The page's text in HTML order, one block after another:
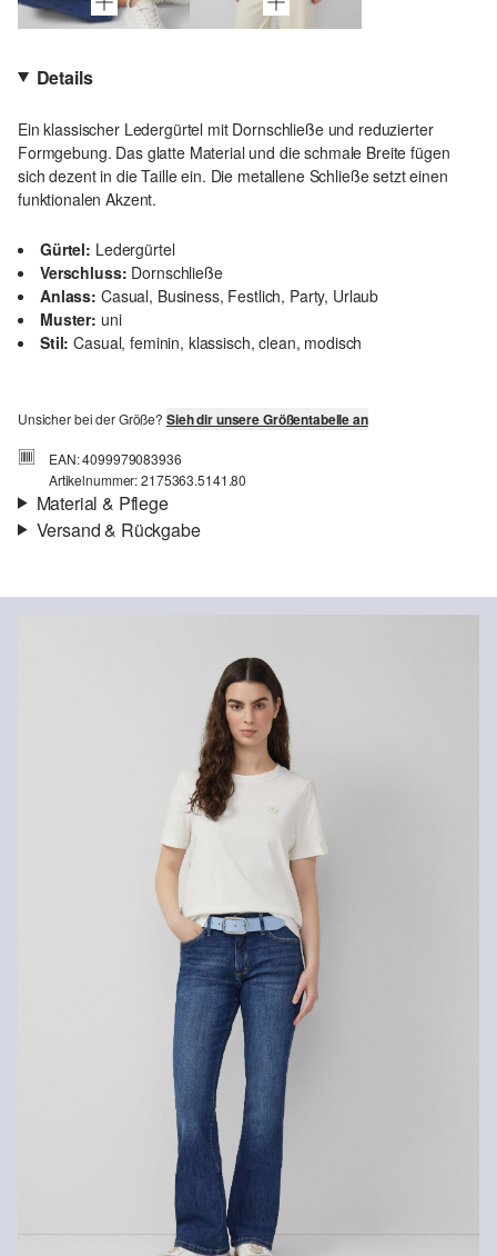
Details
Ein klassischer Ledergürtel mit Dornschließe und reduzierter
Formgebung. Das glatte Material und die schmale Breite fügen
sich dezent in die Taille ein. Die metallene Schließe setzt einen
funktionalen Akzent.
Gürtel: Ledergürtel
Verschluss: Dornschließe
Anlass: Casual, Business, Festlich, Party, Urlaub
Muster: uni
Stil: Casual, feminin, klassisch, clean, modisch
Unsicher bei der Größe? Sieh dir unsere Größentabelle an
EAN: 4099979083936
Artikelnummer: 2175363.5141.80
Material & Pflege
Chlorbleiche nicht möglich
Nicht für den Trockner geeignet
Keine chemische Reinigung möglich
Versand & Rückgabe
Standardlieferung einer Bestellung in Höhe von 3,95 € an. Fashion
einem Mindestbestellwert in Höhe von 149,00 € (bei einem
geringeren Bestellwert betragen die Versandkosten für eine
Standardlieferung ebenfalls 3,95 €). Für VIP Kunden entfallen die
Die Rückgabegebühr beträgt 2,99 € für Gast und Fashion Card
Kunden. Für VIP Kunden entfällt die Rückgabegebühr. Die
Versandkosten für die Rücklieferung werden vom
Rückerstattungsbetrag abgezogen.
Gastkunden können ihre Artikel innerhalb von 14 Tagen nach
Erhalt der Ware an uns zurückschicken. Fashion Card und VIP
Kunden haben nach Erhalt der Ware 30 Tage Zeit, um ihre Artikel
an uns zurückzusenden.
Weitere Informationen sind unserer „ Hilfe & FAQ
Deine Retoure kannst du HIERonline anmelden.